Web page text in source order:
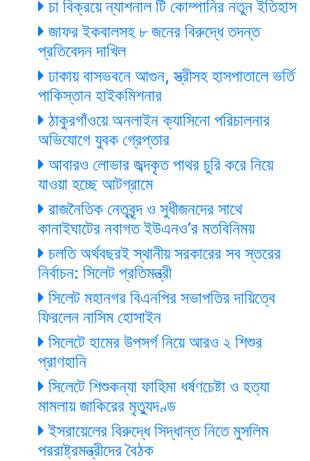
চা বিক্রয়ে ন্যাশনাল টি কোম্পানির নতুন ইতিহাস
জাফর ইকবালসহ ৮ জনের বিরুদ্ধে তদন্ত
প্রতিবেদন দাখিল
ঢাকায় বাসভবনে আগুন, স্ত্রীসহ হাসপাতালে ভর্তি
পাকিস্তান হাইকমিশনার
ঠাকুরগাঁওয়ে অনলাইন ক্যাসিনো পরিচালনার
অভিযোগে যুবক গ্রেপ্তার
আবারও লোভার জব্দকৃত পাথর চুরি করে নিয়ে
যাওয়া হচ্ছে আটগ্রামে
রাজনৈতিক নেতৃবৃন্দ ও সুধীজনদের সাথে
কানাইঘাটের নবাগত ইউএনও’র মতবিনিময়
চলতি অর্থবছরই স্থানীয় সরকারের সব স্তরের
নির্বাচন: সিলেট প্রতিমন্ত্রী
সিলেট মহানগর বিএনপির সভাপতির দায়িত্বে
ফিরলেন নাসিম হোসাইন
সিলেটে হামের উপসর্গ নিয়ে আরও ২ শিশুর
প্রাণহানি
সিলেটে শিশুকন্যা ফাহিমা ধর্ষণচেষ্টা ও হত্যা
মামলায় জাকিরের মৃত্যুদণ্ড
ইসরায়েলের বিরুদ্ধে সিদ্ধান্ত নিতে মুসলিম
পররাষ্ট্রমন্ত্রীদের বৈঠক